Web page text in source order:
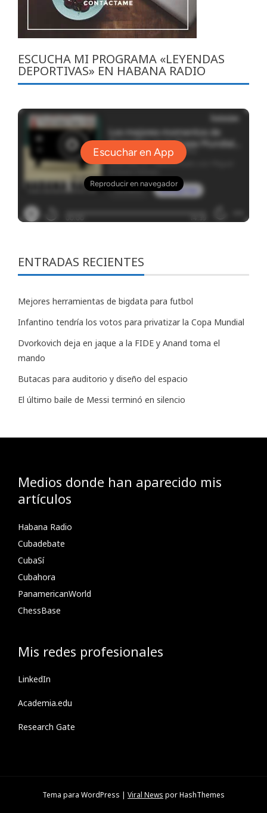
ESCUCHA MI PROGRAMA «LEYENDAS
DEPORTIVAS» EN HABANA RADIO
ENTRADAS RECIENTES
Mejores herramientas de bigdata para futbol
Infantino tendría los votos para privatizar la Copa Mundial
Dvorkovich deja en jaque a la FIDE y Anand toma el
mando
Butacas para auditorio y diseño del espacio
El último baile de Messi terminó en silencio
Medios donde han aparecido mis
artículos
Habana Radio
Cubadebate
CubaSí
Cubahora
PanamericanWorld
ChessBase
Mis redes profesionales
LinkedIn
Academia.edu
Research Gate
Tema para WordPress | Viral News por HashThemes